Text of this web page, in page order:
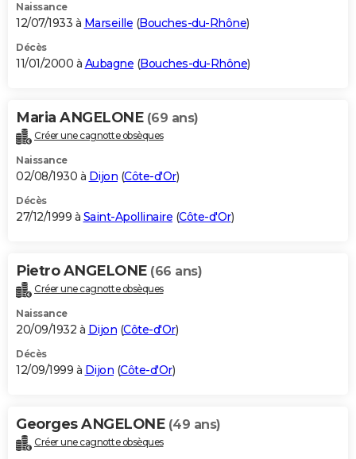
Naissance
12/07/1933 à Marseille (Bouches-du-Rhône)
Décès
11/01/2000 à Aubagne (Bouches-du-Rhône)
Maria ANGELONE (69 ans)
Créer une cagnotte obsèques
Naissance
02/08/1930 à Dijon (Côte-d'Or)
Décès
27/12/1999 à Saint-Apollinaire (Côte-d'Or)
Pietro ANGELONE (66 ans)
Créer une cagnotte obsèques
Naissance
20/09/1932 à Dijon (Côte-d'Or)
Décès
12/09/1999 à Dijon (Côte-d'Or)
Georges ANGELONE (49 ans)
Créer une cagnotte obsèques